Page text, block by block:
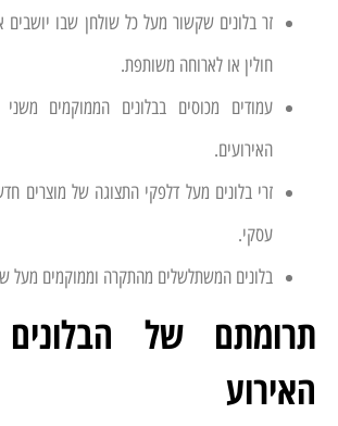
זר בלונים שקשור מעל כל שולחן שבו
חולין או לארוחה משותפת.
עמודים מכוסים בבלונים הממוקמים
האירועים.
זרי בלונים מעל דלפקי התצוגה של מוצרים
עסקי.
בלונים המשתלשלים מהתקרה וממוקמים מעל
תרומתם של
האירוע